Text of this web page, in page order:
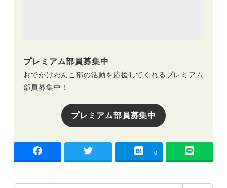
プレミアム部員募集中
おでかけわんこ部の活動を応援してくれるプレミアム
部員募集中！
プレミアム部員募集中
- - 0